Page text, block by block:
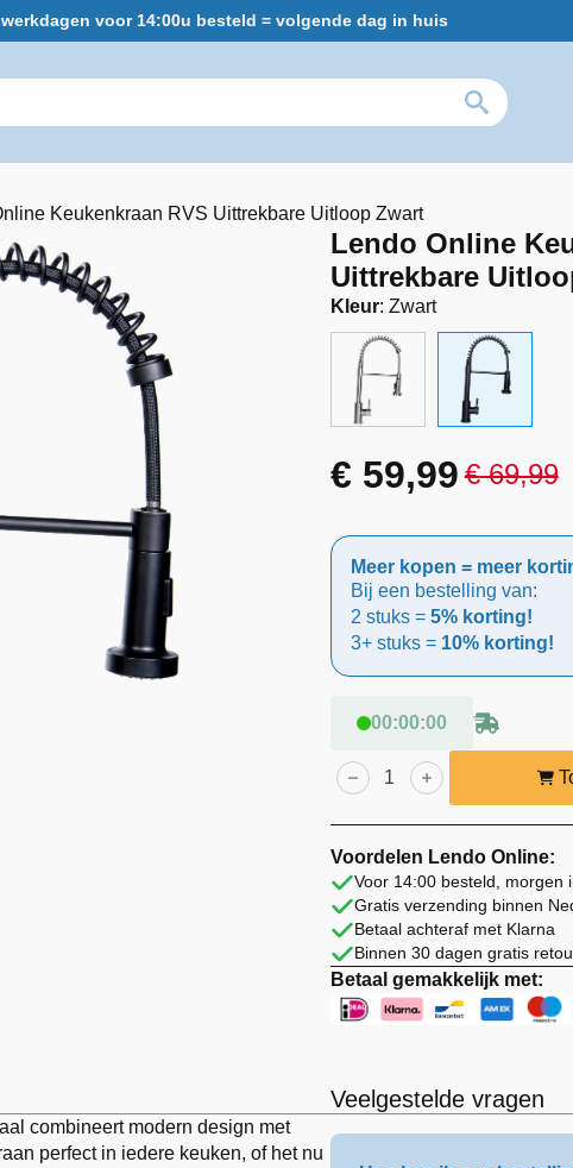
voor 14:00u besteld = volgende dag in huis
Keukenkraan RVS Uittrekbare Uitloop Zwart
Lendo Online
Uittrekbare
Kleur: Zwart
€69,99
prijs
was:
€ 69,99.
€59,99
Huidige
prijs
is:
€ 59,99.
Meer kopen = meer
Bij een bestelling van:
2 stuks = 5% korting!
3+ stuks = 10% korting!
00:00:00
Lendo
Online
Keukenkraan
Uitloop
Zwart
aantal
Voordelen Lendo Online:
Voor 14:00 besteld, morgen
Gratis verzending binnen
Betaal achteraf met Klarna
Binnen 30 dagen gratis
Betaal gemakkelijk met:
combineert modern design met
perfect in iedere keuken, of het nu
Veelgestelde vragen